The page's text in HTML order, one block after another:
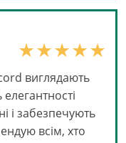
виглядають
і забезпечують
всім, хто